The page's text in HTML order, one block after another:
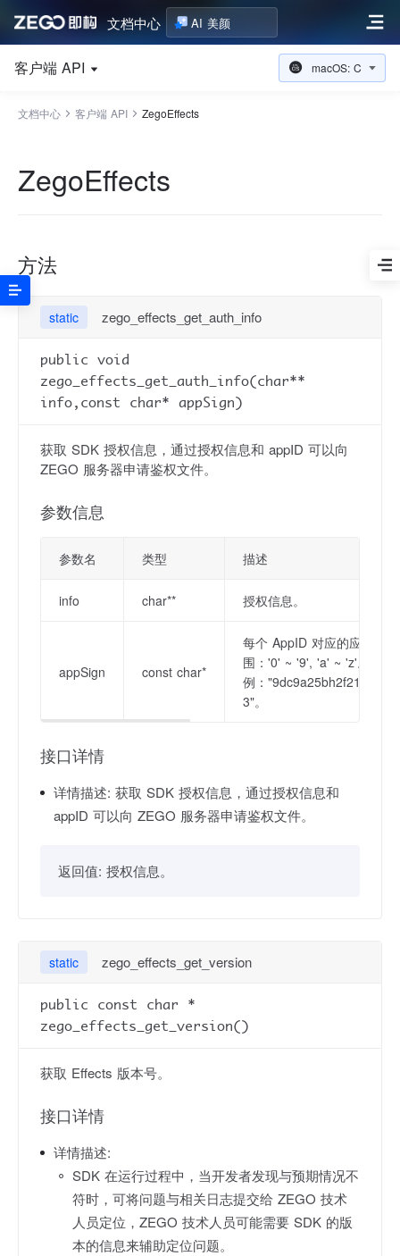
文档中心 AI 美颜
客户端 API macOS: C
文档中心 客户端 API ZegoEffects
ZegoEffects
方法
static zego_effects_get_auth_info
public void
zego_effects_get_auth_info(char**
info,const char* appSign)
获取 SDK 授权信息，通过授权信息和 appID 可以向
ZEGO 服务器申请鉴权文件。
参数信息
参数名 类型 描述
info char** 授权信息。
appSign const char*
每个 AppID 对应的应用签
围：'0' ~ '9', 'a' ~ 'z'。
例：
3"。
接口详情
详情描述: 获取 SDK 授权信息，通过授权信息和
appID 可以向 ZEGO 服务器申请鉴权文件。
返回值: 授权信息。
static zego_effects_get_version
public const char *
zego_effects_get_version()
获取 Effects 版本号。
接口详情
详情描述:
SDK 在运行过程中，当开发者发现与预期情况不
符时，可将问题与相关日志提交给 ZEGO 技术
人员定位，ZEGO 技术人员可能需要 SDK 的版
本的信息来辅助定位问题。